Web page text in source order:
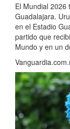
El Mundial 2026
Guadalajara.
en el Estadio
partido que
Mundo y en un